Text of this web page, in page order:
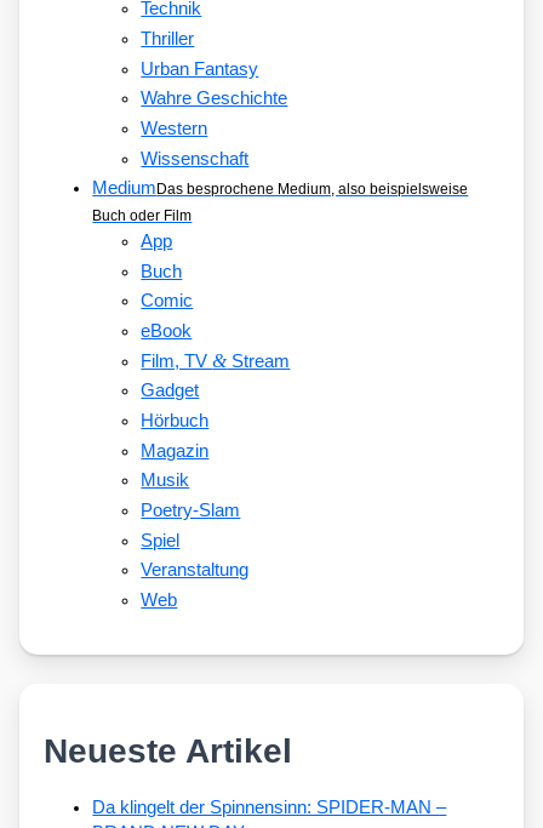
Technik
Thriller
Urban Fantasy
Wahre Geschichte
Western
Wissenschaft
Medium Das besprochene Medium, also beispielsweise
Buch oder Film
App
Buch
Comic
eBook
Film, TV&Stream
Gadget
Hörbuch
Magazin
Musik
Poetry-Slam
Spiel
Veranstaltung
Web
Neueste Artikel
Da klingelt der Spinnensinn: SPIDER-MAN –